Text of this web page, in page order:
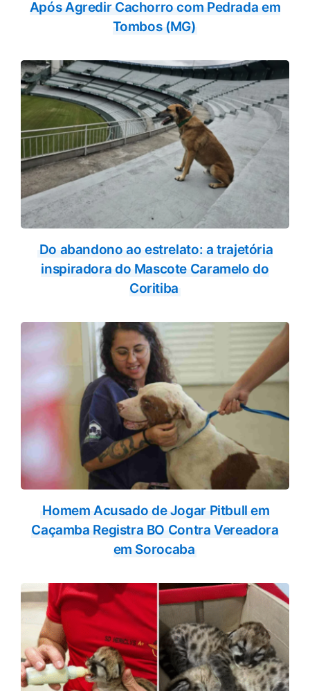
Após Agredir Cachorro com Pedrada em
Tombos (MG)
Do abandono ao estrelato: a trajetória
inspiradora do Mascote Caramelo do
Coritiba
Homem Acusado de Jogar Pitbull em
Caçamba Registra BO Contra Vereadora
em Sorocaba